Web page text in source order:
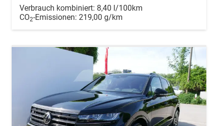
Verbrauch kombiniert: 8,40 l/100km
CO2-Emissionen: 219,00 g/km